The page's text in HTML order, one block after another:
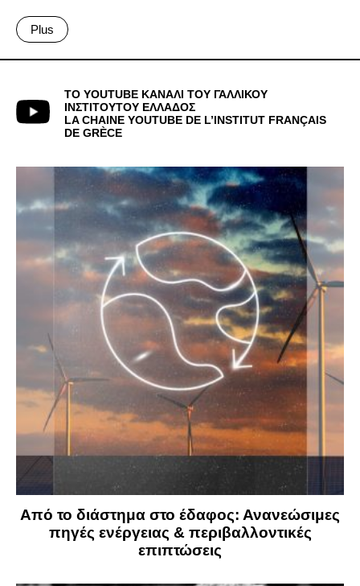
Plus
ΤΟ YOUTUBE ΚΑΝΑΛΙ ΤΟΥ ΓΑΛΛΙΚΟΥ
ΙΝΣΤΙΤΟΥΤΟΥ ΕΛΛΑΔΟΣ
LA CHAINE YOUTUBE DE L’INSTITUT FRANÇAIS
DE GRÈCE
Από το διάστημα στο έδαφος: Ανανεώσιμες
πηγές ενέργειας & περιβαλλοντικές
επιπτώσεις